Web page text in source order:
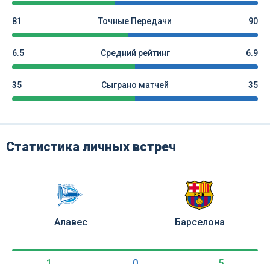
81 Точные Передачи 90
6.5 Средний рейтинг 6.9
35 Сыграно матчей 35
Статистика личных встреч
Алавес Барселона